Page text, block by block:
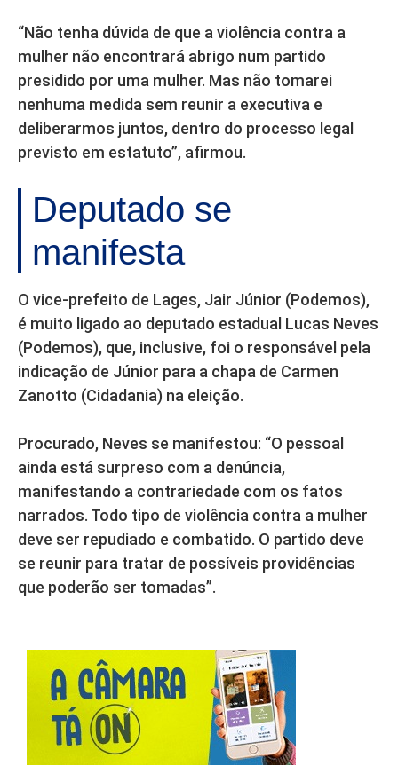
“Não tenha dúvida de que a violência contra a
mulher não encontrará abrigo num partido
presidido por uma mulher. Mas não tomarei
nenhuma medida sem reunir a executiva e
deliberarmos juntos, dentro do processo legal
previsto em estatuto”, afirmou.
Deputado se
manifesta
O vice-prefeito de Lages, Jair Júnior (Podemos),
é muito ligado ao deputado estadual Lucas Neves
(Podemos), que, inclusive, foi o responsável pela
indicação de Júnior para a chapa de Carmen
Zanotto (Cidadania) na eleição.
Procurado, Neves se manifestou: “O pessoal
ainda está surpreso com a denúncia,
manifestando a contrariedade com os fatos
narrados. Todo tipo de violência contra a mulher
deve ser repudiado e combatido. O partido deve
se reunir para tratar de possíveis providências
que poderão ser tomadas”.